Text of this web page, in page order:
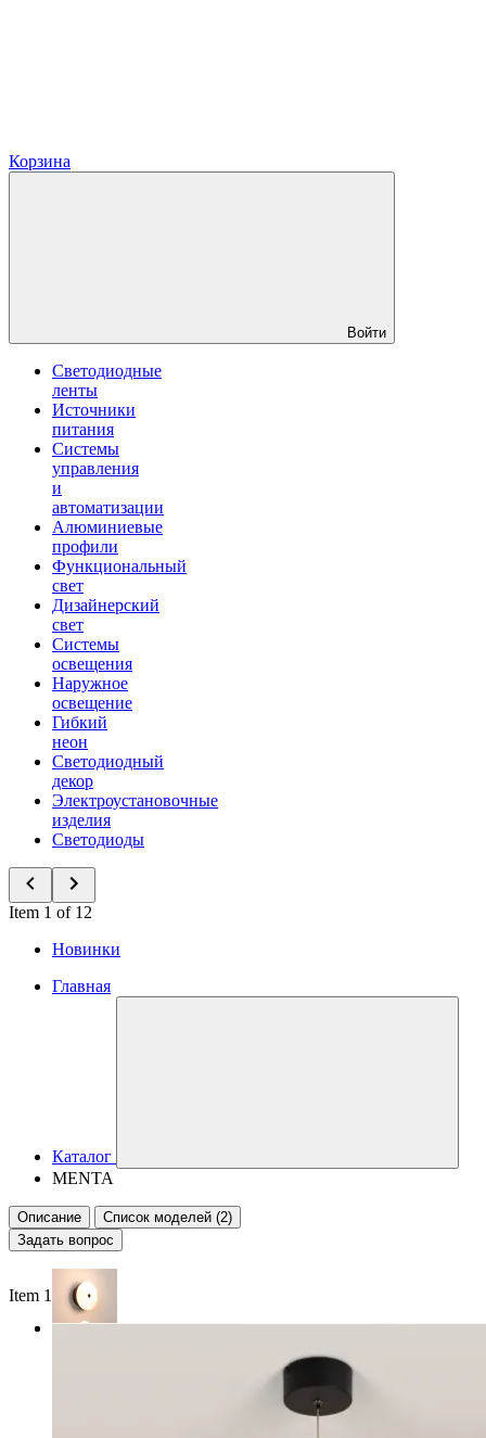
Корзина
Войти
Светодиодные
ленты
Источники
питания
Системы
управления
и
автоматизации
Алюминиевые
профили
Функциональный
свет
Дизайнерский
свет
Системы
освещения
Наружное
освещение
Гибкий
неон
Светодиодный
декор
Электроустановочные
изделия
Светодиоды
Item 1 of 12
Новинки
Главная
Каталог
MENTA
Описание
Список моделей (2)
Задать вопрос
Item 1 of 2